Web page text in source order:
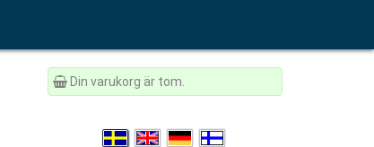
Din varukorg är tom.